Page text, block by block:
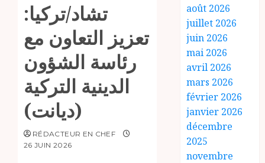
تشاد/تركيا:
تعزيز التعاون مع
رئاسة الشؤون
الدينية التركية
(ديانت)
RÉDACTEUR EN CHEF
26 JUIN 2026
août 2026
juillet 2026
juin 2026
mai 2026
avril 2026
mars 2026
février 2026
janvier 2026
décembre
2025
novembre